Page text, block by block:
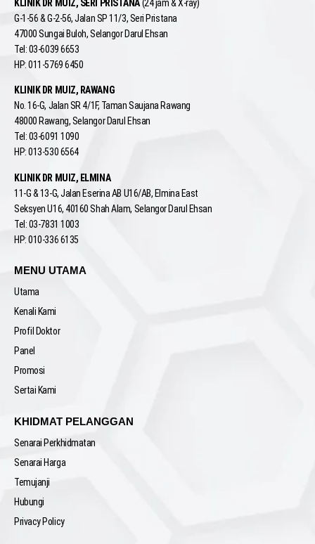
KLINIK DR MUIZ, SERI PRISTANA(24 jam & X-ray)
G-1-56 & G-2-56, Jalan SP 11/3, Seri Pristana
47000 Sungai Buloh, Selangor Darul Ehsan
Tel: 03-6039 6653
HP: 011-5769 6450
KLINIK DR MUIZ, RAWANG
No. 16-G, Jalan SR 4/1F, Taman Saujana Rawang
48000 Rawang, Selangor Darul Ehsan
Tel: 03-6091 1090
HP: 013-530 6564
KLINIK DR MUIZ, ELMINA
11-G & 13-G, Jalan Eserina AB U16/AB, Elmina East
Seksyen U16, 40160 Shah Alam, Selangor Darul Ehsan
Tel: 03-7831 1003
HP: 010-336 6135
MENU UTAMA
Utama
Kenali Kami
Profil Doktor
Panel
Promosi
Sertai Kami
KHIDMAT PELANGGAN
Senarai Perkhidmatan
Senarai Harga
Temujanji
Hubungi
Privacy Policy